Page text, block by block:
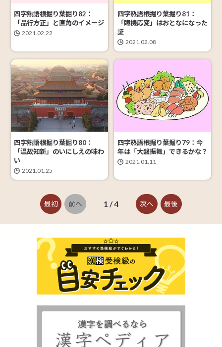
四字熟語根掘り葉掘り82：
「品行方正」と直角のイメージ
2021.02.22
四字熟語根掘り葉掘り81：
「臨機応変」はおとなになった
証
2021.02.08
四字熟語根掘り葉掘り80：
「温故知新」のいにしえの味わ
い
2021.01.25
四字熟語根掘り葉掘り79：今
年は「大盤振舞」できるかな？
2021.01.11
最初 前へ 1 / 4 次へ 最後